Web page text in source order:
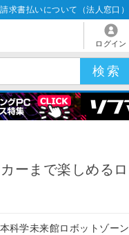
請求書払いについて（法人窓口）
ログイン
ーまで楽しめるロ
科学未来館ロボットゾーン